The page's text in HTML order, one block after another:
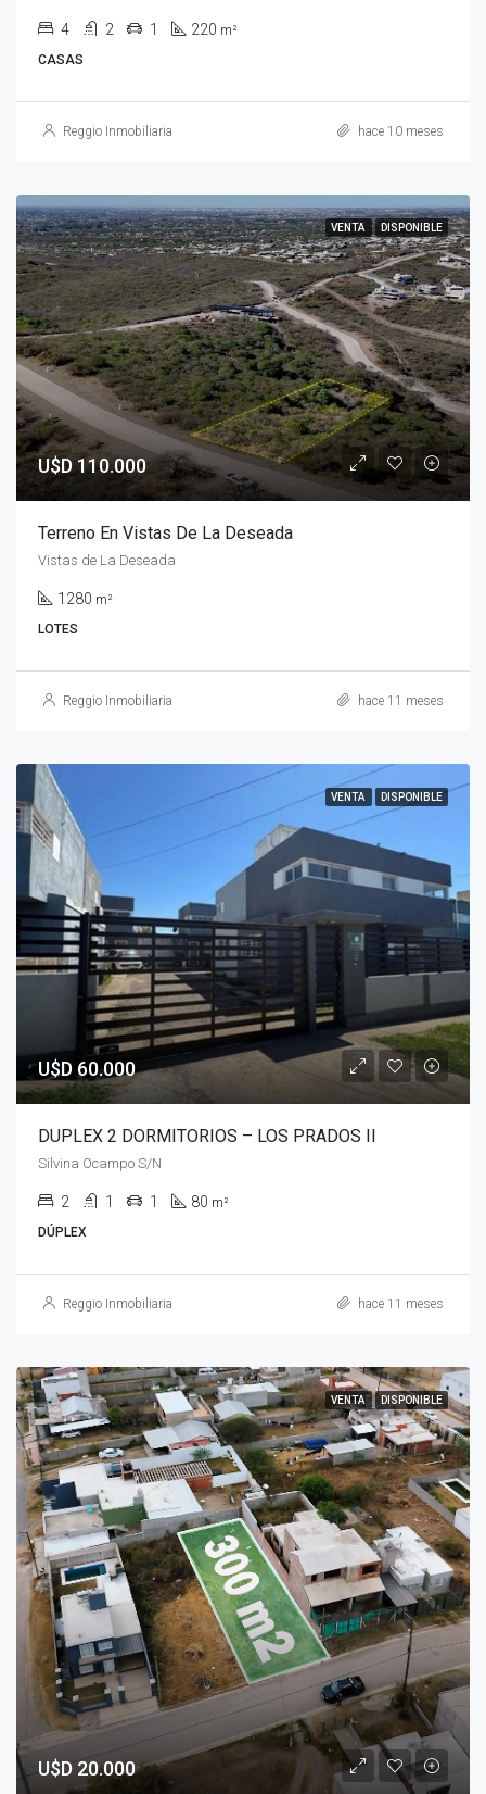
4 2 1 220 m²
CASAS
Reggio Inmobiliaria hace 10 meses
VENTA DISPONIBLE
U$D 110.000
Terreno En Vistas De La Deseada
Vistas de La Deseada
1280 m²
LOTES
Reggio Inmobiliaria hace 11 meses
VENTA DISPONIBLE
U$D 60.000
DUPLEX 2 DORMITORIOS – LOS PRADOS II
Silvina Ocampo S/N
2 1 1 80 m²
DÚPLEX
Reggio Inmobiliaria hace 11 meses
VENTA DISPONIBLE
U$D 20.000